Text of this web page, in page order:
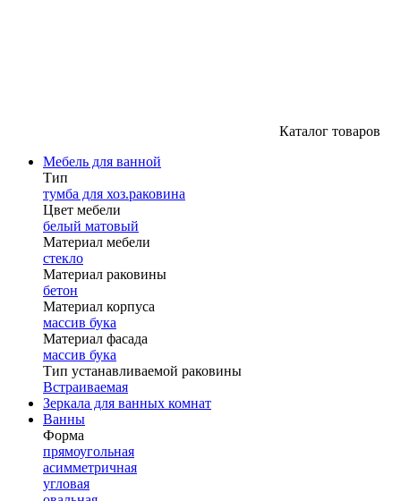
Каталог товаров
Мебель для ванной
Тип
тумба для хоз.раковина
Цвет мебели
белый матовый
Материал мебели
стекло
Материал раковины
бетон
Материал корпуса
массив бука
Материал фасада
массив бука
Тип устанавливаемой раковины
Встраиваемая
Зеркала для ванных комнат
Ванны
Форма
прямоугольная
асимметричная
угловая